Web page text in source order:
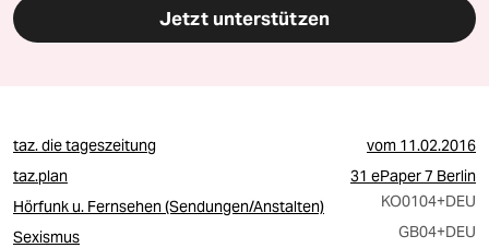
Jetzt unterstützen
taz. die tageszeitung vom 11.02.2016
taz.plan
31 ePaper 7 Berlin
Hörfunk u. Fernsehen (Sendungen/Anstalten)
KO0104+DEU
Sexismus
GB04+DEU